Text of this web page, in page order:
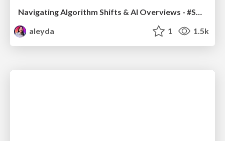
Navigating Algorithm Shifts & AI Overviews - #SMXNext
aleyda
1 1.5k